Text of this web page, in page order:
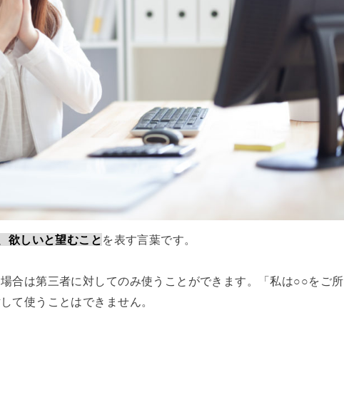
欲しいと望むこと を表す言葉です。
合は第三者に対してのみ使うことができます。「私は○○をご所
て使うことはできません。